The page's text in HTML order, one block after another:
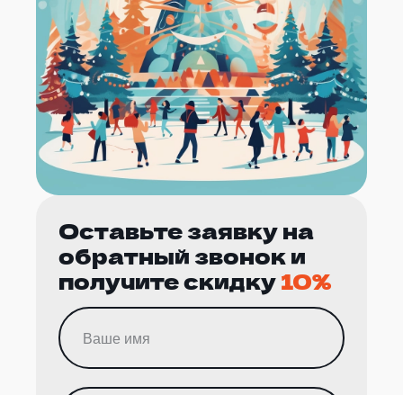
Оставьте заявку на
обратный звонок и
получите скидку10%